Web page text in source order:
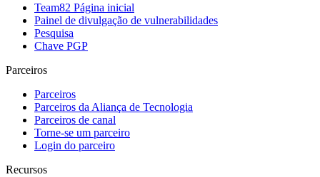
Team82 Página inicial
Painel de divulgação de vulnerabilidades
Pesquisa
Chave PGP
Parceiros
Parceiros
Parceiros da Aliança de Tecnologia
Parceiros de canal
Torne-se um parceiro
Login do parceiro
Recursos